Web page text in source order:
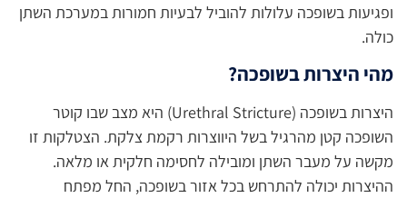
ופגיעות בשופכה עלולות להוביל לבעיות חמורות במערכת השתן
כולה.
מהי היצרות בשופכה?
היצרות בשופכה (Urethral Stricture) היא מצב שבו קוטר
השופכה קטן מהרגיל בשל היווצרות רקמת צלקת. הצטלקות זו
מקשה על מעבר השתן ומובילה לחסימה חלקית או מלאה.
ההיצרות יכולה להתרחש בכל אזור בשופכה, החל מפתח